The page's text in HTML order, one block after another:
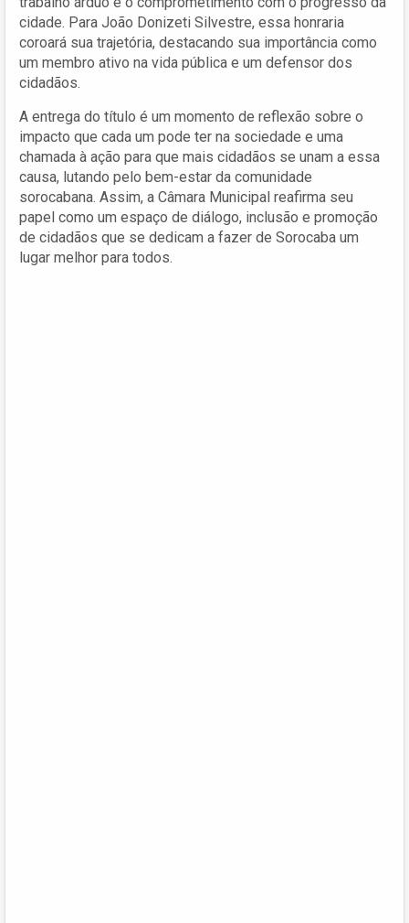
cidade. Para João Donizeti Silvestre, essa honraria
coroará sua trajetória, destacando sua importância como
um membro ativo na vida pública e um defensor dos
cidadãos.
A entrega do título é um momento de reflexão sobre o
impacto que cada um pode ter na sociedade e uma
chamada à ação para que mais cidadãos se unam a essa
causa, lutando pelo bem-estar da comunidade
sorocabana. Assim, a Câmara Municipal reafirma seu
papel como um espaço de diálogo, inclusão e promoção
de cidadãos que se dedicam a fazer de Sorocaba um
lugar melhor para todos.